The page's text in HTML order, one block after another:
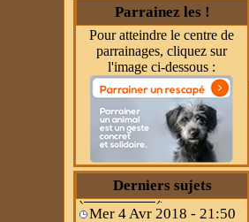
Parrainez les !
Pour atteindre le centre de
parrainages, cliquez sur
l'image ci-dessous :
Derniers sujets
ASTER, Mâle épagneul
breton (15/01/2005)
Hier à 20:48
parMabrouk
Nyoki, Mâle européen
(18/05/2017)
Mer 4 Avr 2018 - 21:50
parPaulineF